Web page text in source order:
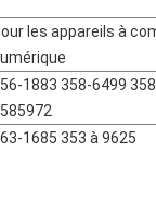
les appareils à
1883 358-6499
1685 353 à 9625